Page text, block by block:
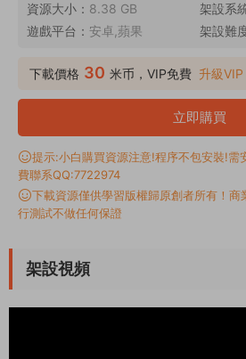
資源大小： 8.38 GB 架設系
遊戲平台： 安卓,蘋果 架設難
下載價格 30 米币，VIP免費 升級VIP
立即購買
提示:小白購買資源注意!程序不包安裝!需
費聯系QQ:7722974
下載資源僅供學習版權歸原創者所有！商
行測試不做任何保證
架設視頻